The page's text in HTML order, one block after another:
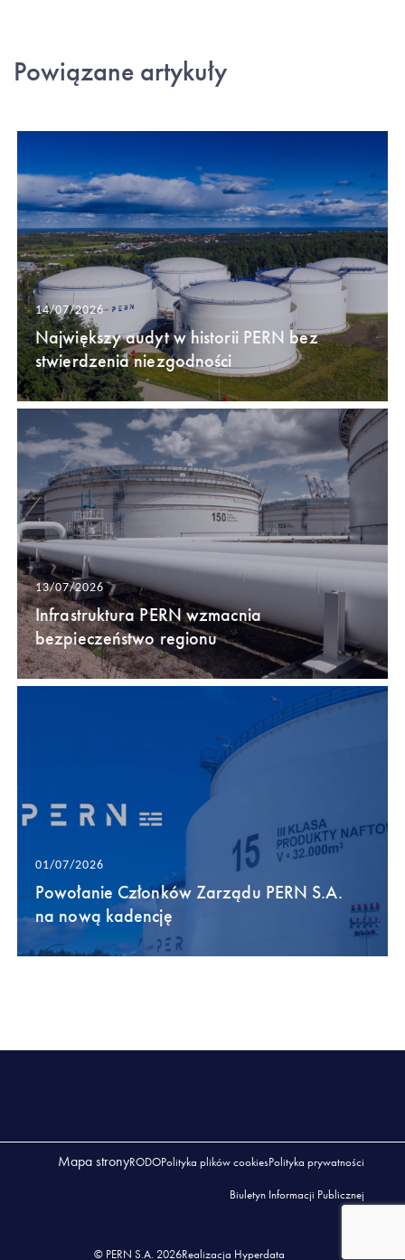
Powiązane artykuły
14/07/2026
Największy audyt w historii PERN bez
stwierdzenia niezgodności
13/07/2026
Infrastruktura PERN wzmacnia
bezpieczeństwo regionu
01/07/2026
Powołanie Członków Zarządu PERN S.A.
na nową kadencję
Mapa stronyRODOPolityka plików cookiesPolityka prywatności
Biuletyn Informacji Publicznej
© PERN S.A. 2026Realizacja Hyperdata